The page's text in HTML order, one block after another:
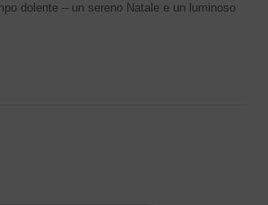
dolente – un sereno Natale e un luminoso